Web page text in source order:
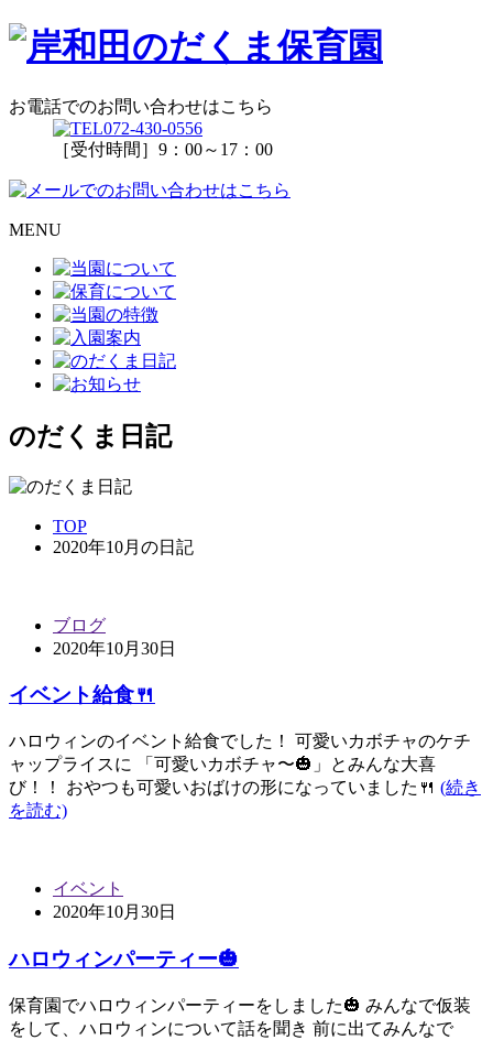
お電話でのお問い合わせはこちら
072-430-0556
［受付時間］9：00～17：00
MENU
のだくま日記
TOP
2020年10月の日記
ブログ
2020年10月30日
イベント給食🍴
ハロウィンのイベント給食でした！ 可愛いカボチャのケチ
ャップライスに 「可愛いカボチャ〜🎃」とみんな大喜
び！！ おやつも可愛いおばけの形になっていました🍴 (続き
を読む)
イベント
2020年10月30日
ハロウィンパーティー🎃
保育園でハロウィンパーティーをしました🎃 みんなで仮装
をして、ハロウィンについて話を聞き 前に出てみんなで